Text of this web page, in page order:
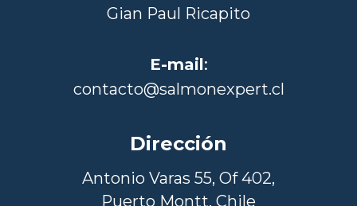
Gian Paul Ricapito
E-mail:
contacto@salmonexpert.cl
Dirección
Antonio Varas 55, Of 402,
Puerto Montt, Chile